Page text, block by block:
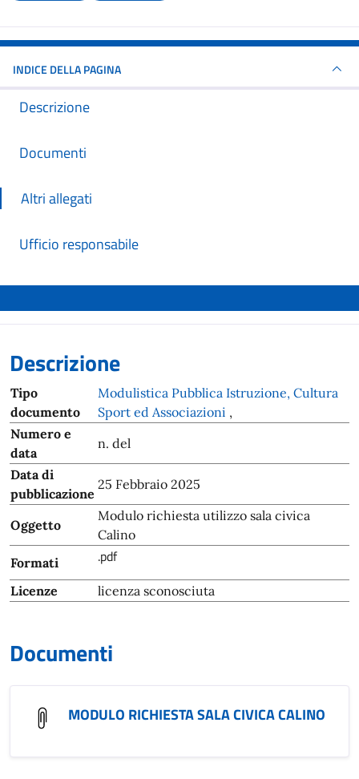
INDICE DELLA PAGINA
Descrizione
Documenti
Altri allegati
Ufficio responsabile
Descrizione
Tipo
documento
Modulistica Pubblica Istruzione, Cultura
Sport ed Associazioni ,
Numero e
data
n. del
Data di
pubblicazione
25 Febbraio 2025
Oggetto
Modulo richiesta utilizzo sala civica
Calino
Formati
.pdf
Licenze licenza sconosciuta
Documenti
MODULO RICHIESTA SALA CIVICA CALINO